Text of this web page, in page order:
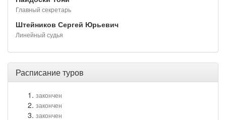
Главный секретарь
Штейников Сергей Юрьевич
Линейный судья
Расписание туров
закончен
закончен
закончен